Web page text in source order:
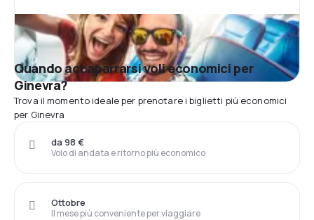
Quando accaparrarsi voli economici per
Ginevra?
Trova il momento ideale per prenotare i biglietti più economici
per Ginevra
Volo di andata e ritorno più economico
da 98 €
Il mese più conveniente per viaggiare
Ottobre